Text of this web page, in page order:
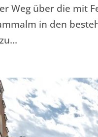
Weg über die mit
in den